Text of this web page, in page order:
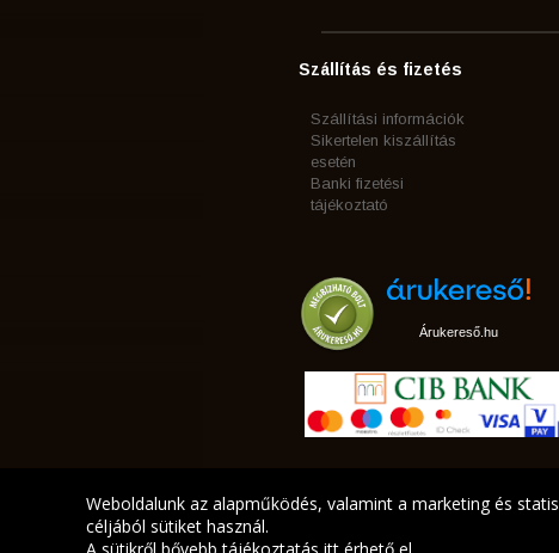
Szállítás és fizetés
Szállítási információk
Sikertelen kiszállítás
esetén
Banki fizetési
tájékoztató
Árukereső.hu
Weboldalunk az alapműködés, valamint a marketing és
céljából sütiket használ.